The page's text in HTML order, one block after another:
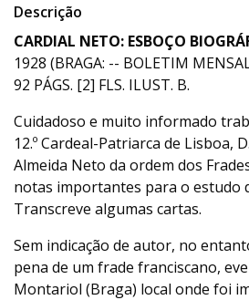
Descrição
CARDIAL NETO: ESBOÇO
1928 (BRAGA: -- BOLETIM
92 PÁGS. [2] FLS. ILUST. B.
Cuidadoso e muito informado
12.º Cardeal-Patriarca de Lisboa,
Almeida Neto da ordem dos
notas importantes para o estudo
Transcreve algumas cartas.
Sem indicação de autor, no
pena de um frade franciscano,
Montariol (Braga) local onde foi